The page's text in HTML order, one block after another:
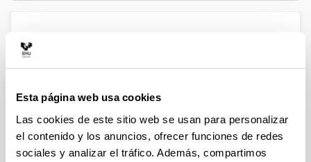
Esta página web usa cookies
Las cookies de este sitio web se usan para personalizar
el contenido y los anuncios, ofrecer funciones de redes
sociales y analizar el tráfico. Además, compartimos
Zooplancton
Publicaciones